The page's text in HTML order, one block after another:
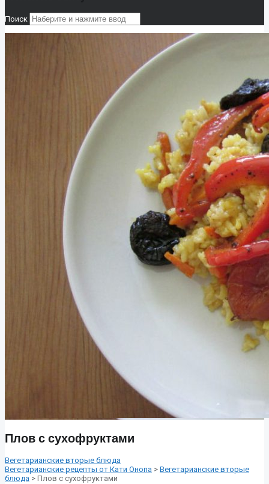
Поиск
Плов с сухофруктами
Вегетарианские вторые блюда
Вегетарианские рецепты от Кати Онопа > Вегетарианские вторые
блюда > Плов с сухофруктами